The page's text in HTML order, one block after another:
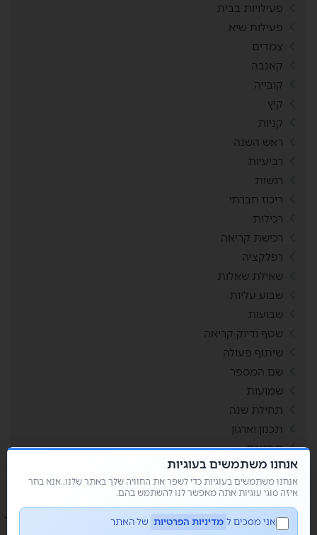
פעילויות בבית
פעילות שיא
צמדים
קאנבה
קובייה
קיץ
קניות
ראש השנה
רביעיות
רגשות
ריכוז חברתי
רכילות
רכישת קריאה
רפלקציה
שאילת שאלות
שבוע עליות
שבועות
שטף ודיוק קריאה
שיתוף פעולה
שם המספר
שמועות
תחילת שנה
תכנון וארגון
תפזורת
תשבצים
אנחנו משתמשים בעוגיות
אנחנו משתמשים בעוגיות כדי לשפר את החוויה שלך באתר שלנו. אנא בחר
איזה סוגי עוגיות אתה מאפשר לנו להשתמש בהם.
אני מסכים ל מדיניות הפרטיות של האתר